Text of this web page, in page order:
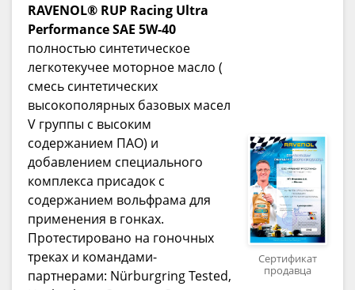
RAVENOL® RUP Racing Ultra
Performance SAE 5W-40
полностью синтетическое
легкотекучее моторное масло (
смесь синтетических
высокополярных базовых масел
V группы с высоким
содержанием ПАО) и
добавлением специального
комплекса присадок с
содержанием вольфрама для
применения в гонках.
Протестировано на гоночных
треках и командами-
партнерами: Nürburgring Tested,
Сертификат
продавца